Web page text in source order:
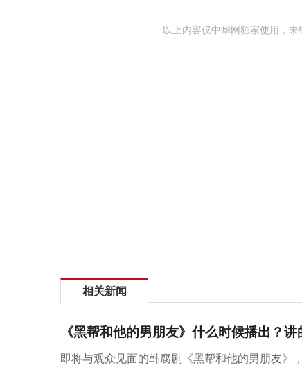
以上内容仅中华网独家使用，
相关新闻
《黑帮和他的男朋友》什么时候播出？
即将与观众见面的韩腐剧《黑帮和他的男朋友》